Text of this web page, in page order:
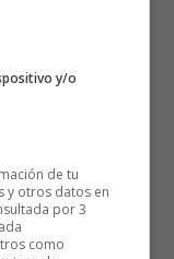
Driver,
y/o
de tu
y otros datos en
por 3
como